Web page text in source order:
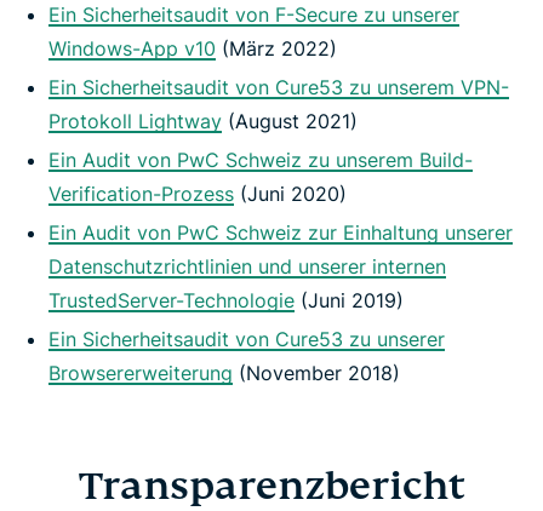
Ein Sicherheitsaudit von F-Secure zu unserer
Windows-App v10 (März 2022)
Ein Sicherheitsaudit von Cure53 zu unserem VPN-
Protokoll Lightway (August 2021)
Ein Audit von PwC Schweiz zu unserem Build-
Verification-Prozess (Juni 2020)
Ein Audit von PwC Schweiz zur Einhaltung unserer
Datenschutzrichtlinien und unserer internen
TrustedServer-Technologie (Juni 2019)
Ein Sicherheitsaudit von Cure53 zu unserer
Browsererweiterung (November 2018)
Transparenzbericht